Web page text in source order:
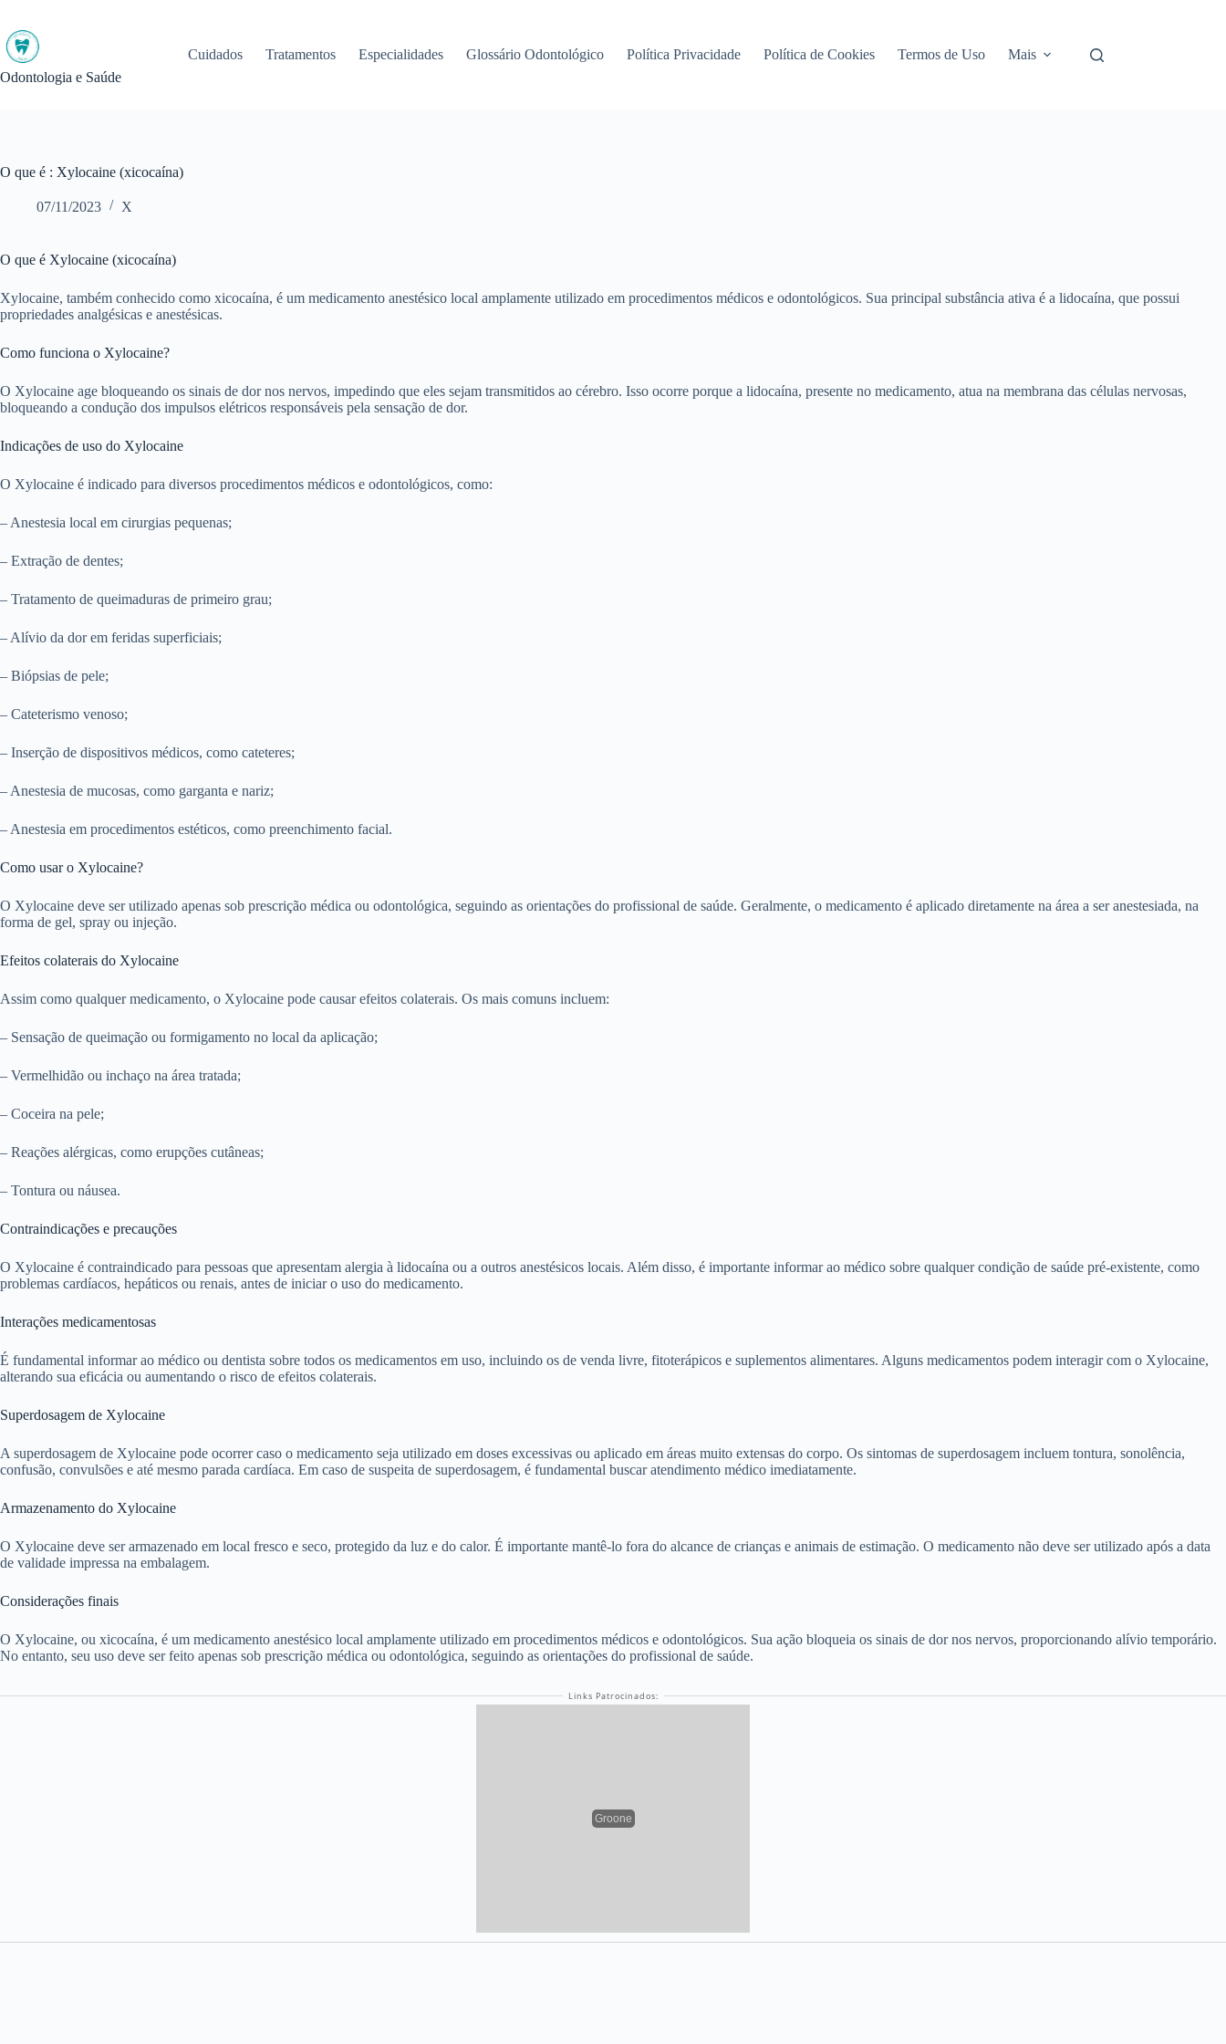
conteúdo
Odontologia e Saúde
Cuidados Tratamentos Especialidades Glossário Odontológico Política Privacidade Política de Cookies Termos de Uso Mais
O que é : Xylocaine (xicocaína)
07/11/2023 X
O que é Xylocaine (xicocaína)
Xylocaine, também conhecido como xicocaína, é um medicamento anestésico local amplamente utilizado em procedimentos médicos e odontológicos. Sua principal substância ativa é a lidocaína, que possui
propriedades analgésicas e anestésicas.
Como funciona o Xylocaine?
O Xylocaine age bloqueando os sinais de dor nos nervos, impedindo que eles sejam transmitidos ao cérebro. Isso ocorre porque a lidocaína, presente no medicamento, atua na membrana das células nervosas,
bloqueando a condução dos impulsos elétricos responsáveis pela sensação de dor.
Indicações de uso do Xylocaine
O Xylocaine é indicado para diversos procedimentos médicos e odontológicos, como:
– Anestesia local em cirurgias pequenas;
– Extração de dentes;
– Tratamento de queimaduras de primeiro grau;
– Alívio da dor em feridas superficiais;
– Biópsias de pele;
– Cateterismo venoso;
– Inserção de dispositivos médicos, como cateteres;
– Anestesia de mucosas, como garganta e nariz;
– Anestesia em procedimentos estéticos, como preenchimento facial.
Como usar o Xylocaine?
O Xylocaine deve ser utilizado apenas sob prescrição médica ou odontológica, seguindo as orientações do profissional de saúde. Geralmente, o medicamento é aplicado diretamente na área a ser anestesiada, na
forma de gel, spray ou injeção.
Efeitos colaterais do Xylocaine
Assim como qualquer medicamento, o Xylocaine pode causar efeitos colaterais. Os mais comuns incluem:
– Sensação de queimação ou formigamento no local da aplicação;
– Vermelhidão ou inchaço na área tratada;
– Coceira na pele;
– Reações alérgicas, como erupções cutâneas;
– Tontura ou náusea.
Contraindicações e precauções
O Xylocaine é contraindicado para pessoas que apresentam alergia à lidocaína ou a outros anestésicos locais. Além disso, é importante informar ao médico sobre qualquer condição de saúde pré-existente, como
problemas cardíacos, hepáticos ou renais, antes de iniciar o uso do medicamento.
Interações medicamentosas
É fundamental informar ao médico ou dentista sobre todos os medicamentos em uso, incluindo os de venda livre, fitoterápicos e suplementos alimentares. Alguns medicamentos podem interagir com o Xylocaine,
alterando sua eficácia ou aumentando o risco de efeitos colaterais.
Superdosagem de Xylocaine
A superdosagem de Xylocaine pode ocorrer caso o medicamento seja utilizado em doses excessivas ou aplicado em áreas muito extensas do corpo. Os sintomas de superdosagem incluem tontura, sonolência,
confusão, convulsões e até mesmo parada cardíaca. Em caso de suspeita de superdosagem, é fundamental buscar atendimento médico imediatamente.
Armazenamento do Xylocaine
O Xylocaine deve ser armazenado em local fresco e seco, protegido da luz e do calor. É importante mantê-lo fora do alcance de crianças e animais de estimação. O medicamento não deve ser utilizado após a data
de validade impressa na embalagem.
Considerações finais
O Xylocaine, ou xicocaína, é um medicamento anestésico local amplamente utilizado em procedimentos médicos e odontológicos. Sua ação bloqueia os sinais de dor nos nervos, proporcionando alívio temporário.
No entanto, seu uso deve ser feito apenas sob prescrição médica ou odontológica, seguindo as orientações do profissional de saúde.